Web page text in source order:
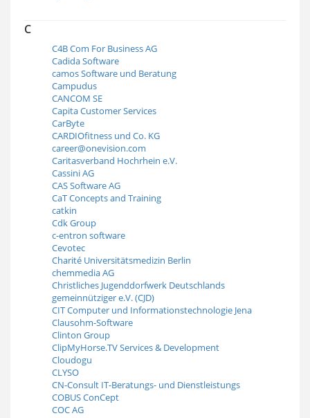
C
C4B Com For Business AG
Cadida Software
camos Software und Beratung
Campudus
CANCOM SE
Capita Customer Services
CarByte
CARDIOfitness und Co. KG
career@onevision.com
Caritasverband Hochrhein e.V.
Cassini AG
CAS Software AG
CaT Concepts and Training
catkin
Cdk Group
c-entron software
Cevotec
Charité Universitätsmedizin Berlin
chemmedia AG
Christliches Jugenddorfwerk Deutschlands
gemeinnütziger e.V. (CJD)
CIT Computer und Informationstechnologie Jena
Clausohm-Software
Clinton Group
ClipMyHorse.TV Services & Development
Cloudogu
CLYSO
CN-Consult IT-Beratungs- und Dienstleistungs
COBUS ConCept
COC AG